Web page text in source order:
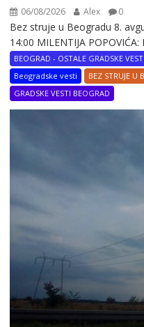
06/08/2026 Alex 0
Bez struje u Beogradu 8.
14:00 MILENTIJA
BEOGRAD - OSTALE GRADSKE VESTI
Beogradske vesti
BEZ STRUJE U
GRADSKE VESTI BEOGRAD